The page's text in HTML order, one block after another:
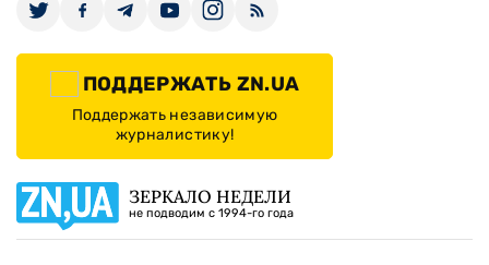
ПОДДЕРЖАТЬ ZN.UA
Поддержать независимую
журналистику!
ЗЕРКАЛО НЕДЕЛИ
не подводим с 1994-го года